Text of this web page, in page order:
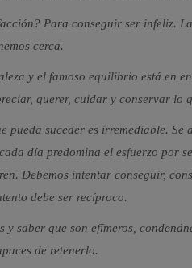
Para conseguir ser infeliz.
cerca.
y el famoso equilibrio está en
querer, cuidar y conservar lo
suceder es irremediable. Se
día predomina el esfuerzo por
Debemos intentar conseguir,
debe ser recíproco.
saber que son efímeros,
de retenerlo.